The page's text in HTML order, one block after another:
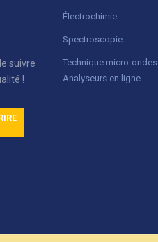
suivre
!
Électrochimie
Spectroscopie
Technique micro-ondes
Analyseurs en ligne